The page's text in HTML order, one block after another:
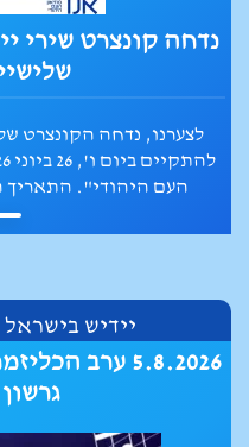
תמונה מהקונצרט
יובל חן בן ארי התקיימה
היידיש במועדון יידיש
יידיש בישראל
נשים בעולם